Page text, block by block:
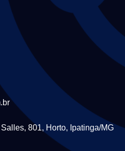
801, Horto, Ipatinga/MG